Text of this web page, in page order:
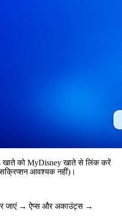
खाते को MyDisney खाते से लिंक करें
आवश्यक नहीं)।
जाएं → ऐप्स और अकाउंट्स →